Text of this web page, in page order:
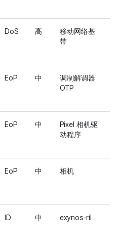
DoS 高
移动网络基
带
EoP 中
调制解调器
OTP
EoP 中
Pixel 相机驱
动程序
EoP 中 相机
ID 中 exynos-ril